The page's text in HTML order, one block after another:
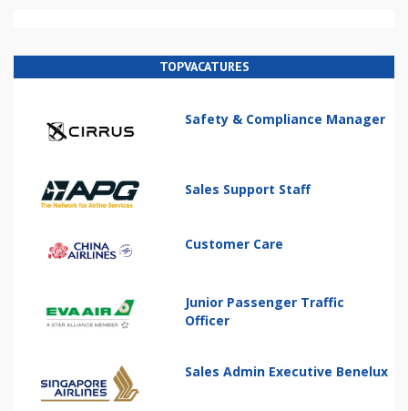
TOPVACATURES
Safety & Compliance Manager
Sales Support Staff
Customer Care
Junior Passenger Traffic
Officer
Sales Admin Executive Benelux